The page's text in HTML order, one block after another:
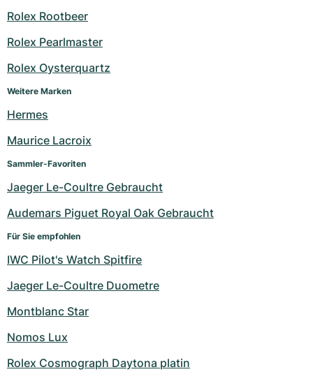
Rolex Rootbeer
Rolex Pearlmaster
Rolex Oysterquartz
Weitere Marken
Hermes
Maurice Lacroix
Sammler-Favoriten
Jaeger Le-Coultre Gebraucht
Audemars Piguet Royal Oak Gebraucht
Für Sie empfohlen
IWC Pilot's Watch Spitfire
Jaeger Le-Coultre Duometre
Montblanc Star
Nomos Lux
Rolex Cosmograph Daytona platin